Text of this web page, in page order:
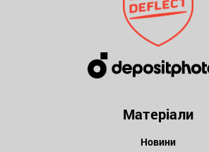
Матеріали
Новини